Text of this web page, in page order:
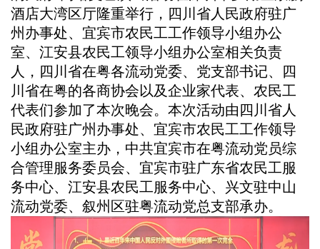
酒店大湾区厅隆重举行，四川省人民政府驻广
州办事处、宜宾市农民工工作领导小组办公
室、江安县农民工领导小组办公室相关负责
人，四川省在粤各流动党委、党支部书记、四
川省在粤的各商协会以及企业家代表、农民工
代表们参加了本次晚会。本次活动由四川省人
民政府驻广州办事处、宜宾市农民工工作领导
小组办公室主办，中共宜宾市在粤流动党员综
合管理服务委员会、宜宾市驻广东省农民工服
务中心、江安县农民工服务中心、兴文驻中山
流动党委、叙州区驻粤流动党总支部承办。